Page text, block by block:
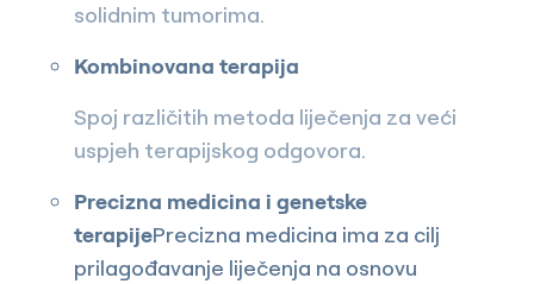
solidnim tumorima.
Kombinovana terapija
Spoj različitih metoda liječenja za veći
uspjeh terapijskog odgovora.
Precizna medicina i genetske
terapijePrecizna medicina ima za cilj
prilagođavanje liječenja na osnovu